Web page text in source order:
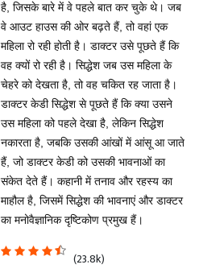
है, जिसके बारे में वे पहले बात कर चुके थे। जब
वे आउट हाउस की ओर बढ़ते हैं, तो वहां एक
महिला रो रही होती है। डाक्टर उसे पूछते हैं कि
वह क्यों रो रही है। सिद्धेश जब उस महिला के
चेहरे को देखता है, तो वह चकित रह जाता है।
डाक्टर केडी सिद्धेश से पूछते हैं कि क्या उसने
उस महिला को पहले देखा है, लेकिन सिद्धेश
नकारता है, जबकि उसकी आंखों में आंसू आ जाते
हैं, जो डाक्टर केडी को उसकी भावनाओं का
संकेत देते हैं। कहानी में तनाव और रहस्य का
माहौल है, जिसमें सिद्धेश की भावनाएं और डाक्टर
का मनोवैज्ञानिक दृष्टिकोण प्रमुख हैं।
(23.8k)